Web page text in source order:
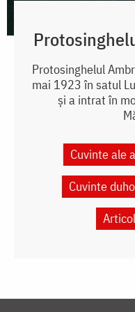
Protosinghelul
mai 1923 în satul
și a intrat în
Cuvinte ale
Cuvinte